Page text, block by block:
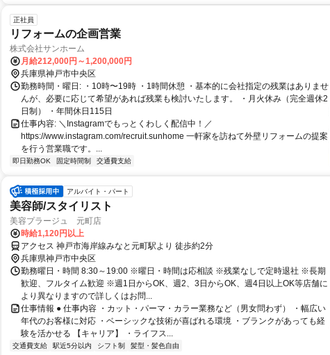
正社員
リフォームの企画営業
株式会社サンホーム
月給212,000円～1,200,000円
兵庫県神戸市中央区
勤務時間・曜日: ・10時〜19時 ・1時間休憩 ・基本的に会社指定の残業はありませ
んが、必要に応じて希望があれば残業も検討いたします。 ・月火休み（完全週休2
日制） ・年間休日115日
仕事内容: ＼Instagramでもっとくわしく配信中！／
https://www.instagram.com/recruit.sunhome 一軒家を訪ねて外壁リフォームの提案
を行う営業職です。...
即日勤務OK 固定時間制 交通費支給
アルバイト・パート
美容師/スタイリスト
美容プラージュ 元町店
時給1,120円以上
アクセス 神戸市海岸線みなと元町駅より 徒歩約2分
兵庫県神戸市中央区
勤務曜日・時間 8:30～19:00 ※曜日・時間は応相談 ※残業なしで定時退社 ※長期
歓迎、フルタイム歓迎 ※週1日からOK、週2、3日からOK、週4日以上OK等店舗に
より異なりますので詳しくはお問...
仕事情報 ● 仕事内容 ・カット・パーマ・カラー業務など（男女問わず） ・幅広い
年代のお客様に対応 ・ベーシックな技術が喜ばれる環境 ・ブランクがあっても経
験を活かせる 【キャリア】 ・ライフス...
交通費支給 駅近5分以内 シフト制 髪型・髪色自由